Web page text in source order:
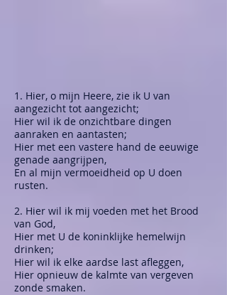
1. Hier, o mijn Heere, zie ik U van
aangezicht tot aangezicht;
Hier wil ik de onzichtbare dingen
aanraken en aantasten;
Hier met een vastere hand de eeuwige
genade aangrijpen,
En al mijn vermoeidheid op U doen
rusten.
2. Hier wil ik mij voeden met het Brood
van God,
Hier met U de koninklijke hemelwijn
drinken;
Hier wil ik elke aardse last afleggen,
Hier opnieuw de kalmte van vergeven
zonde smaken.